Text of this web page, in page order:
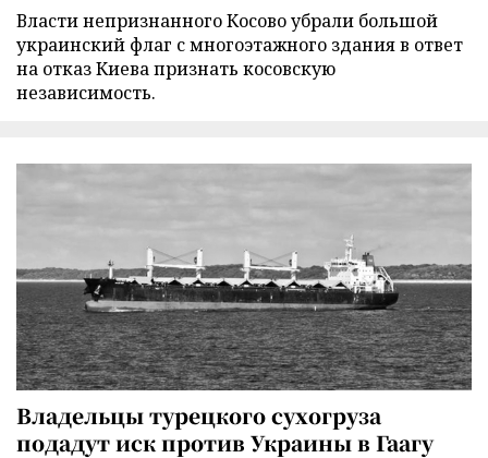
Власти непризнанного Косово убрали большой
украинский флаг с многоэтажного здания в ответ
на отказ Киева признать косовскую
независимость.
Владельцы турецкого сухогруза
подадут иск против Украины в Гаагу